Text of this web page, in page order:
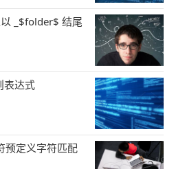
_$folder$ 结尾
表达式
预定义字符匹配